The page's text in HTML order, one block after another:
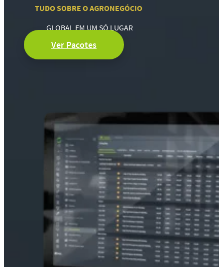
TUDO SOBRE O AGRONEGÓCIO
GLOBAL EM UM SÓ LUGAR
Ver Pacotes